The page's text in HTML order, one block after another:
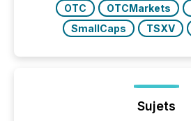
OTC
OTCMarkets
SmallCaps
TSXV
Sujets